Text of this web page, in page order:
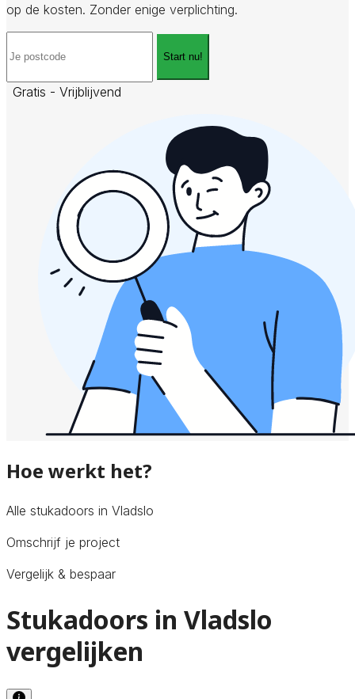
op de kosten. Zonder enige verplichting.
Start nu!
Gratis - Vrijblijvend
Hoe werkt het?
Alle stukadoors in Vladslo
Omschrijf je project
Vergelijk & bespaar
Stukadoors in Vladslo
vergelijken